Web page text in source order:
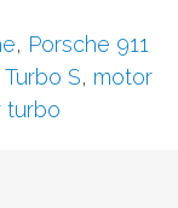
, Porsche 911
Turbo S, motor
turbo